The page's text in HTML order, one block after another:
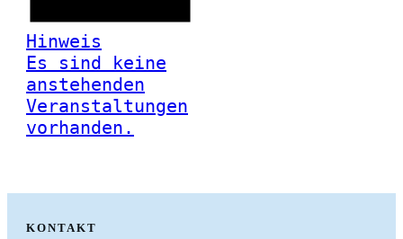
Hinweis
Es sind keine
anstehenden
Veranstaltungen
vorhanden.
KONTAKT